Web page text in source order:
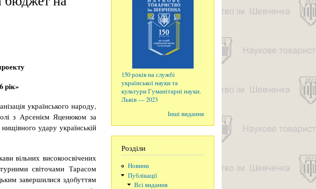
рік»
українського народу,
з Арсенієм Яценюком за
удару українській
вільних високоосвічених
світочами Тарасом
завершилися здобуттям
150 років на службі
української науки та
культури Гуманітарні науки.
Львів — 2023
Інші видання
Розділи
Новини
Публікації
Всі видання